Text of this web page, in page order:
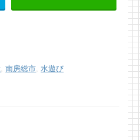
,南房総市,水遊び